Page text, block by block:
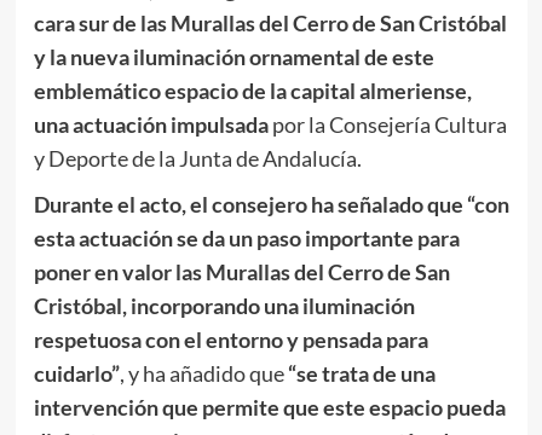
cara sur de las Murallas del Cerro de San Cristóbal
y la nueva iluminación ornamental de este
emblemático espacio de la capital almeriense,
una actuación impulsadapor la Consejería Cultura
y Deporte de la Junta de Andalucía.
Durante el acto, el consejero ha señalado que “con
esta actuación se da un paso importante para
poner en valor las Murallas del Cerro de San
Cristóbal, incorporando una iluminación
respetuosa con el entorno y pensada para
cuidarlo”, y ha añadido que“se trata de una
intervención que permite que este espacio pueda